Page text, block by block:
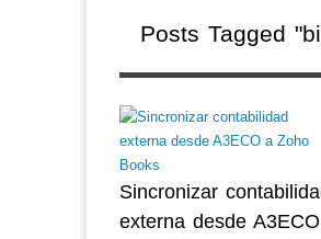
Posts Tagged
Sincronizar
externa desde